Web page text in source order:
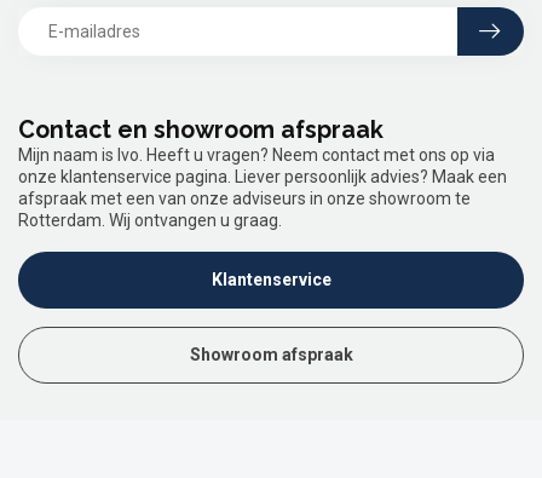
Contact en showroom afspraak
Mijn naam is Ivo. Heeft u vragen? Neem contact met ons op via
onze klantenservice pagina. Liever persoonlijk advies? Maak een
afspraak met een van onze adviseurs in onze showroom te
Rotterdam. Wij ontvangen u graag.
Klantenservice
Showroom afspraak